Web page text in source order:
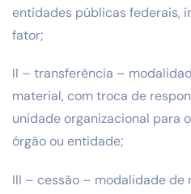
entidades públicas federais,
fator;
II – transferência –
material, com troca de
unidade organizacional para
órgão ou entidade;
III – cessão – modalidade